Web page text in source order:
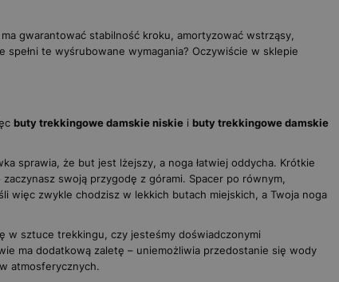
gwarantować stabilność kroku, amortyzować wstrząsy,
te wyśrubowane wymagania? Oczywiście w sklepie
buty trekkingowe damskie niskie i buty trekkingowe damskie
sprawia, że but jest lżejszy, a noga łatwiej oddycha. Krótkie
swoją przygodę z górami. Spacer po równym,
więc zwykle chodzisz w lekkich butach miejskich, a Twoja noga
w sztuce trekkingu, czy jesteśmy doświadczonymi
ma dodatkową zaletę – uniemożliwia przedostanie się wody
atmosferycznych.